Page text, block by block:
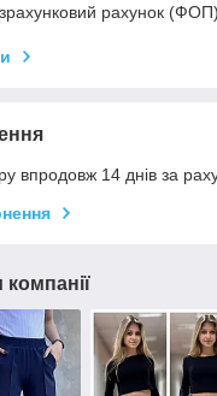
рахунок (ФОП)
впродовж 14 днів за
компанії